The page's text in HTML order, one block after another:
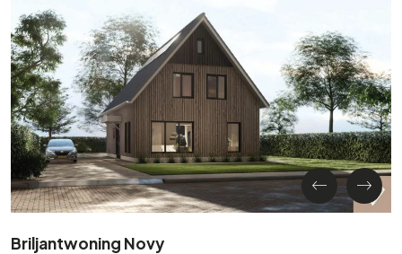
Briljantwoning Novy